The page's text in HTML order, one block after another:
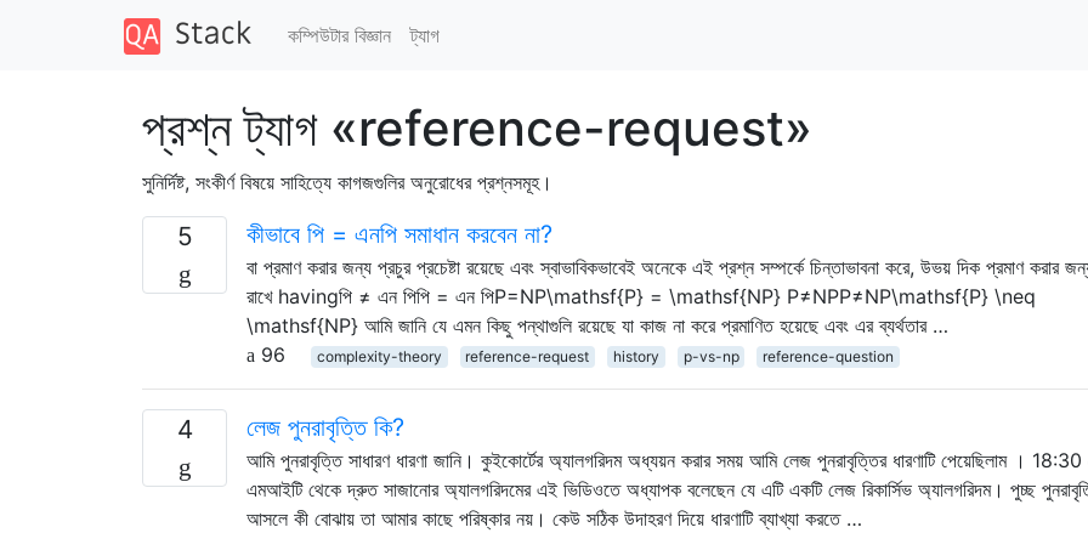
কম্পিউটার বিজ্ঞান ট্যাগ
প্রশ্ন ট্যাগ «reference-request»
সুনির্দিষ্ট, সংকীর্ণ বিষয়ে সাহিত্যে কাগজগুলির অনুরোধের প্রশ্নসমূহ।
5 কীভাবে পি = এনপি সমাধান করবেন না?
বা প্রমাণ করার জন্য প্রচুর প্রচেষ্টা রয়েছে এবং স্বাভাবিকভাবেই অনেকে এই প্রশ্ন সম্পর্কে চিন্তাভাবনা করে, উভয় দিক প্রমাণ করার
রাখে havingপি ≠ এন পিপি = এন পিP=NP\mathsf{P} = \mathsf{NP} P≠NPP≠NP\mathsf{P} \neq
\mathsf{NP} আমি জানি যে এমন কিছু পন্থাগুলি রয়েছে যা কাজ না করে প্রমাণিত হয়েছে এবং এর ব্যর্থতার …
96
complexity-theory reference-request history p-vs-np reference-question
4 লেজ পুনরাবৃত্তি কি?
আমি পুনরাবৃত্তি সাধারণ ধারণা জানি। কুইকোর্টের অ্যালগরিদম অধ্যয়ন করার সময় আমি লেজ পুনরাবৃত্তির ধারণাটি পেয়েছিলাম । 18:30
এমআইটি থেকে দ্রুত সাজানোর অ্যালগরিদমের এই ভিডিওতে অধ্যাপক বলেছেন যে এটি একটি লেজ রিকার্সিভ অ্যালগরিদম। পুচ্ছ
আসলে কী বোঝায় তা আমার কাছে পরিষ্কার নয়। কেউ সঠিক উদাহরণ দিয়ে ধারণাটি ব্যাখ্যা করতে …